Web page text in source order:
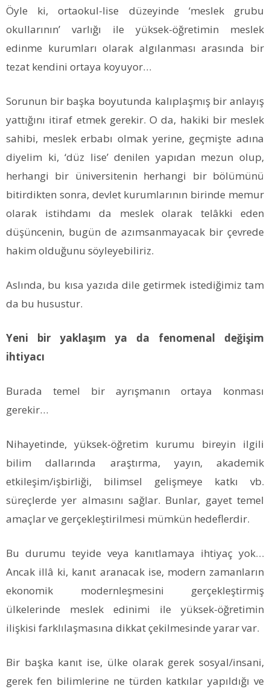
Öyle ki, ortaokul-lise düzeyinde ‘meslek grubu
okullarının’ varlığı ile yüksek-öğretimin meslek
edinme kurumları olarak algılanması arasında bir
tezat kendini ortaya koyuyor…
Sorunun bir başka boyutunda kalıplaşmış bir anlayış
yattığını itiraf etmek gerekir. O da, hakiki bir meslek
sahibi, meslek erbabı olmak yerine, geçmişte adına
diyelim ki, ‘düz lise’ denilen yapıdan mezun olup,
herhangi bir üniversitenin herhangi bir bölümünü
bitirdikten sonra, devlet kurumlarının birinde memur
olarak istihdamı da meslek olarak telâkki eden
düşüncenin, bugün de azımsanmayacak bir çevrede
hakim olduğunu söyleyebiliriz.
Aslında, bu kısa yazıda dile getirmek istediğimiz tam
da bu husustur.
Yeni bir yaklaşım ya da fenomenal değişim
ihtiyacı
Burada temel bir ayrışmanın ortaya konması
gerekir…
Nihayetinde, yüksek-öğretim kurumu bireyin ilgili
bilim dallarında araştırma, yayın, akademik
etkileşim/işbirliği, bilimsel gelişmeye katkı vb.
süreçlerde yer almasını sağlar. Bunlar, gayet temel
amaçlar ve gerçekleştirilmesi mümkün hedeflerdir.
Bu durumu teyide veya kanıtlamaya ihtiyaç yok…
Ancak illâ ki, kanıt aranacak ise, modern zamanların
ekonomik modernleşmesini gerçekleştirmiş
ülkelerinde meslek edinimi ile yüksek-öğretimin
ilişkisi farklılaşmasına dikkat çekilmesinde yarar var.
Bir başka kanıt ise, ülke olarak gerek sosyal/insani,
gerek fen bilimlerine ne türden katkılar yapıldığı ve